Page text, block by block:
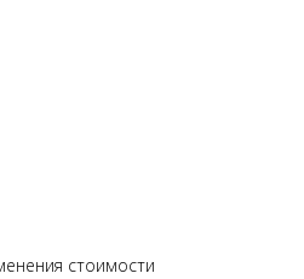
стоимости